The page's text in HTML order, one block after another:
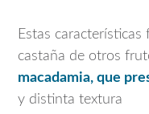
Estas
castaña de otros
macadamia, que
y distinta textura